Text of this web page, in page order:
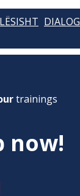
DIALOG
trainings
now!